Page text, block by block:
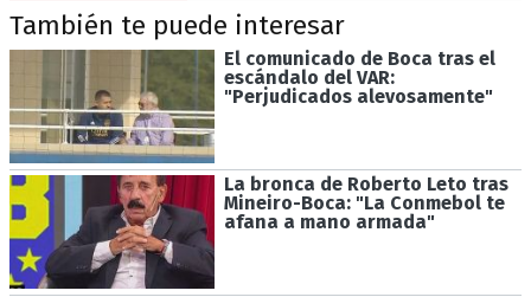
También te puede interesar
El comunicado de Boca tras el
escándalo del VAR:
"Perjudicados alevosamente"
La bronca de Roberto Leto tras
Mineiro-Boca: "La Conmebol te
afana a mano armada"